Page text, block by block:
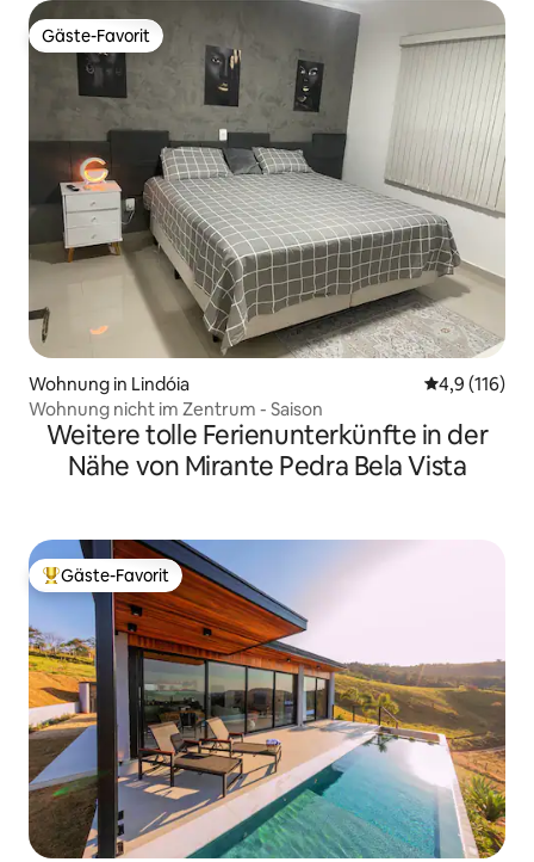
Gäste-Favorit
Gäste-Favorit
Wohnung in Lindóia
4,9 (116)
Wohnung nicht im Zentrum - Saison
Weitere tolle Ferienunterkünfte in der
Nähe von Mirante Pedra Bela Vista
Beliebter Gäste-Favorit.
Gäste-Favorit